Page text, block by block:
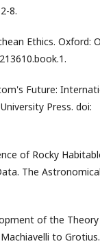
8.
Ethics. Oxford:
Future:
Press. doi:
of Rocky
The
of the
to